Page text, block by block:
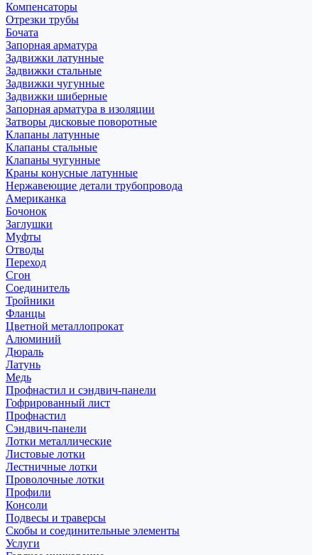
Компенсаторы
Отрезки трубы
Бочата
Запорная арматура
Задвижки латунные
Задвижки стальные
Задвижки чугунные
Задвижки шиберные
Запорная арматура в изоляции
Затворы дисковые поворотные
Клапаны латунные
Клапаны стальные
Клапаны чугунные
Краны конусные латунные
Нержавеющие детали трубопровода
Американка
Бочонок
Заглушки
Муфты
Отводы
Переход
Сгон
Соединитель
Тройники
Фланцы
Цветной металлопрокат
Алюминий
Дюраль
Латунь
Медь
Профнастил и сэндвич-панели
Гофрированный лист
Профнастил
Сэндвич-панели
Лотки металлические
Листовые лотки
Лестничные лотки
Проволочные лотки
Профили
Консоли
Подвесы и траверсы
Скобы и соединительные элементы
Услуги